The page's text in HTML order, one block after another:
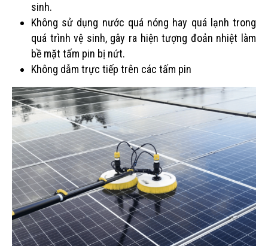
sinh.
Không sử dụng nước quá nóng hay quá lạnh trong
quá trình vệ sinh, gây ra hiện tượng đoản nhiệt làm
bề mặt tấm pin bị nứt.
Không dẫm trực tiếp trên các tấm pin